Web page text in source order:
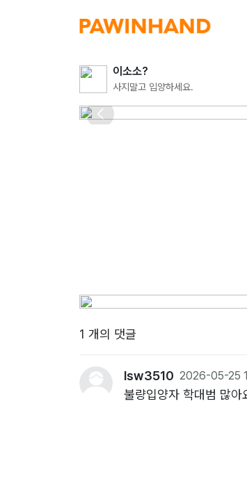
이소소?
사지말고 입양하세요.
1 개의 댓글
lsw3510 2026-05-25
불량입양자 학대범 많